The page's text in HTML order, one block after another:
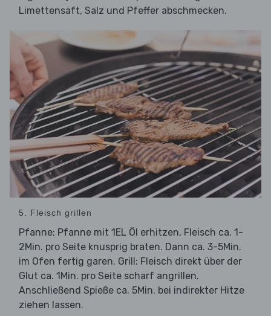
Limettensaft, Salz und Pfeffer abschmecken.
5. Fleisch grillen
Pfanne: Pfanne mit 1EL Öl erhitzen, Fleisch ca. 1-
2Min. pro Seite knusprig braten. Dann ca. 3-5Min.
im Ofen fertig garen. Grill: Fleisch direkt über der
Glut ca. 1Min. pro Seite scharf angrillen.
Anschließend Spieße ca. 5Min. bei indirekter Hitze
ziehen lassen.